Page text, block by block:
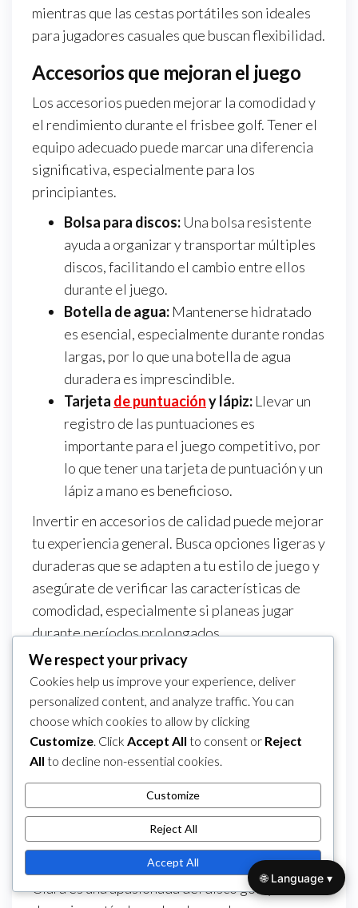
mientras que las cestas portátiles son ideales
para jugadores casuales que buscan flexibilidad.
Accesorios que mejoran el juego
Los accesorios pueden mejorar la comodidad y
el rendimiento durante el frisbee golf. Tener el
equipo adecuado puede marcar una diferencia
significativa, especialmente para los
principiantes.
Bolsa para discos: Una bolsa resistente
ayuda a organizar y transportar múltiples
discos, facilitando el cambio entre ellos
durante el juego.
Botella de agua: Mantenerse hidratado
es esencial, especialmente durante rondas
largas, por lo que una botella de agua
duradera es imprescindible.
Tarjeta de puntuacióny lápiz: Llevar un
registro de las puntuaciones es
importante para el juego competitivo, por
lo que tener una tarjeta de puntuación y un
lápiz a mano es beneficioso.
Invertir en accesorios de calidad puede mejorar
tu experiencia general. Busca opciones ligeras y
duraderas que se adapten a tu estilo de juego y
asegúrate de verificar las características de
comodidad, especialmente si planeas jugar
durante períodos prolongados.
Category Sistemas de puntuación en el disco golf
Post
navigation
Post
PREVIOUS
Golf de disco:
Etiqueta de
puntuación, Conducta
Frisbee Golf: Juego por
parejas, Juego por
golpes, Formatos de
About The Author
Clara es una apasionada del disco golf y autora
We respect your privacy
Cookies help us improve your experience, deliver
personalized content, and analyze traffic. You can
choose which cookies to allow by clicking
Customize. Click Accept All to consent or Reject
All to decline non-essential cookies.
Customize
Reject All
Accept All
🌐 Language ▾